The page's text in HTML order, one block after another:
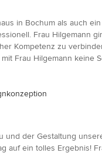
in Bochum als auch
Frau Hilgemann
Kompetenz zu
Frau Hilgemann
und der Gestaltung
auf ein tolles Ergebnis!